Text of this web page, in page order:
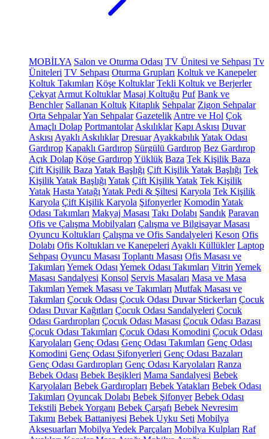
MOBİLYA Salon ve Oturma Odası TV Ünitesi ve Sehpası Tv
Üniteleri TV Sehpası Oturma Grupları Koltuk ve Kanepeler
Koltuk Takımları Köşe Koltuklar Tekli Koltuk ve Berjerler
Çekyat Armut Koltuklar Masaj Koltuğu Puf Bank ve
Benchler Sallanan Koltuk Kitaplık Sehpalar Zigon Sehpalar
Orta SehpalarYan Sehpalar Gazetelik Antre ve Hol Çok
Amaçlı Dolap Portmantolar Askılıklar Kapı Askısı Duvar
Askısı Ayaklı Askılıklar Dresuar AyakkabılıkYatak Odası
Gardırop Kapaklı Gardırop Sürgülü Gardırop Bez Gardırop
Açık Dolap Köşe GardıropYüklük Baza Tek Kişilik Baza
Çift Kişilik Baza Yatak Başlığı Çift Kişilik Yatak Başlığı Tek
Kişilik Yatak Başlığı Yatak Çift Kişilik Yatak Tek Kişilik
Yatak Hasta Yatağı Yatak Pedi & Şiltesi Karyola Tek Kişilik
Karyola Çift Kişilik Karyola Şifonyerler Komodin Yatak
Odası Takımları Makyaj Masası Takı Dolabı Sandık Paravan
Ofis ve Çalışma Mobilyaları Çalışma ve Bilgisayar Masası
Oyuncu Koltukları Çalışma ve Ofis Sandalyeleri Keson Ofis
Dolabı Ofis Koltukları ve Kanepeleri Ayaklı Küllükler Laptop
Sehpası Oyuncu Masası Toplantı Masası Ofis Masası ve
Takımları Yemek Odası Yemek Odası Takımları Vitrin Yemek
Masası Sandalyesi Konsol Servis Masaları Masa ve Masa
Takımları Yemek Masası ve Takımları Mutfak Masası ve
Takımları Çocuk Odası Çocuk Odası Duvar Stickerları Çocuk
Odası Duvar Kağıtları Çocuk Odası Sandalyeleri Çocuk
Odası Gardıropları Çocuk Odası Masası Çocuk Odası Bazası
Çocuk Odası Takımları Çocuk Odası Komodini Çocuk Odası
Karyolaları Genç Odası Genç Odası Takımları Genç Odası
Komodini Genç Odası Şifonyerleri Genç Odası Bazaları
Genç Odası Gardıropları Genç Odası Karyolaları Ranza
Bebek Odası Bebek Beşikleri Mama Sandalyesi Bebek
Karyolaları Bebek Gardıropları Bebek Yatakları Bebek Odası
Takımları Oyuncak Dolabı Bebek Şifonyer Bebek Odası
Tekstili Bebek Yorganı Bebek Çarşafı Bebek Nevresim
Takımı Bebek Battaniyesi Bebek Uyku Seti Mobilya
Aksesuarları Mobilya Yedek Parçaları Mobilya Kulpları Raf